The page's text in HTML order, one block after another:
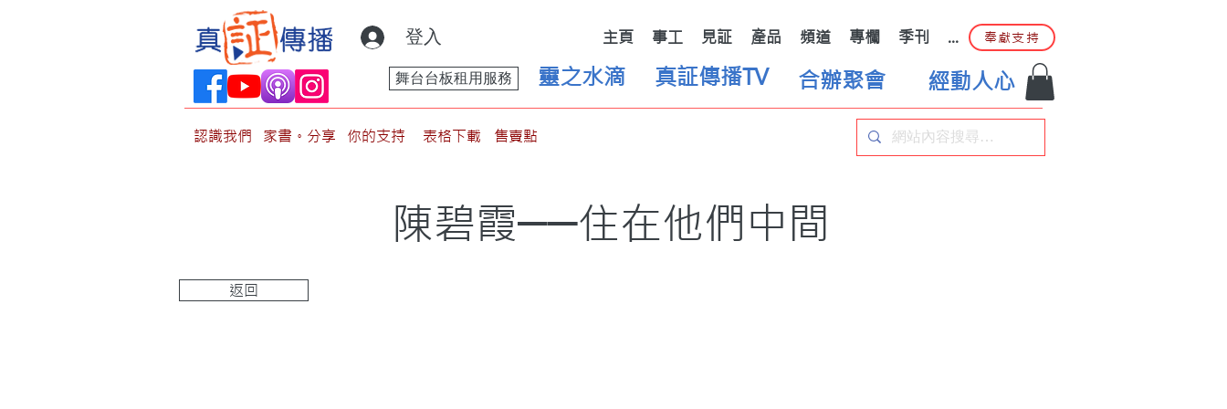
登入 主頁 事工 見証 產品 頻道 專欄 季刊 ... 奉獻支持
靈之水滴
舞台台板租用服務 真証傳播TV 合辦聚會 經動人心
認識我們 家書。分享 你的支持 表格下載 售賣點
陳碧霞──住在他們中間
返回